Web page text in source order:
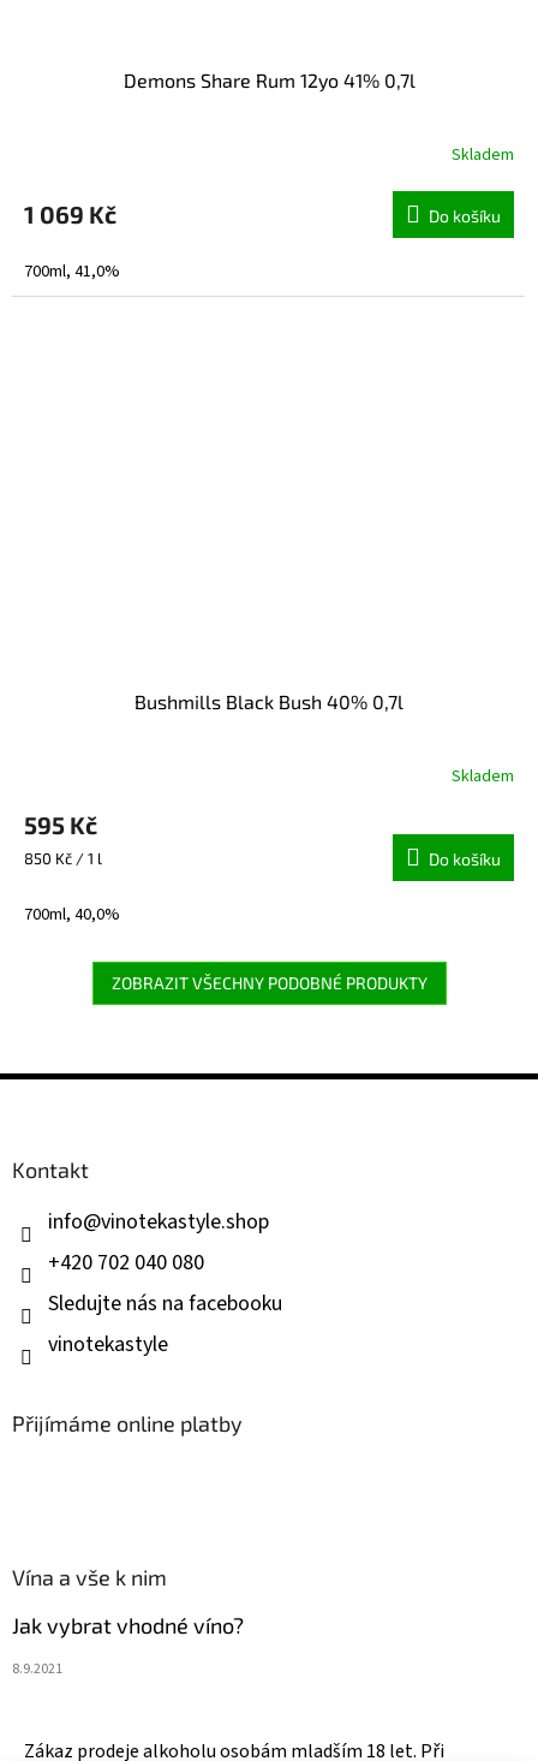
Demons Share Rum 12yo 41% 0,7l
Skladem
1 069 Kč Do košíku
700ml, 41,0%
Bushmills Black Bush 40% 0,7l
Skladem
595 Kč
Měrná
850 Kč / 1 l Do košíku
700ml, 40,0%
ZOBRAZIT VŠECHNY PODOBNÉ PRODUKTY
Z
Kontakt
info@vinotekastyle.shop
+420 702 040 080
Sledujte nás na facebooku
vinotekastyle
Přijímáme online platby
Vína a vše k nim
Jak vybrat vhodné víno?
8.9.2021
Zákaz prodeje alkoholu osobám mladším 18 let. Při